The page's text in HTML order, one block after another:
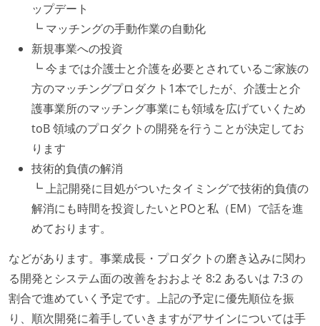
ップデート
┗ マッチングの手動作業の自動化
新規事業への投資
┗ 今までは介護士と介護を必要とされているご家族の
方のマッチングプロダクト1本でしたが、介護士と介
護事業所のマッチング事業にも領域を広げていくため
toB 領域のプロダクトの開発を行うことが決定してお
ります
技術的負債の解消
┗ 上記開発に目処がついたタイミングで技術的負債の
解消にも時間を投資したいとPOと私（EM）で話を進
めております。
などがあります。事業成長・プロダクトの磨き込みに関わ
る開発とシステム面の改善をおおよそ 8:2 あるいは 7:3 の
割合で進めていく予定です。上記の予定に優先順位を振
り、順次開発に着手していきますがアサインについては手